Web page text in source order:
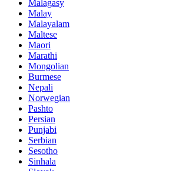
Malagasy
Malay
Malayalam
Maltese
Maori
Marathi
Mongolian
Burmese
Nepali
Norwegian
Pashto
Persian
Punjabi
Serbian
Sesotho
Sinhala